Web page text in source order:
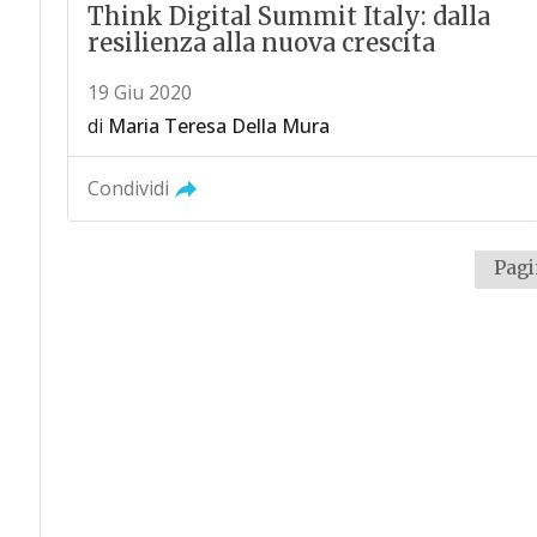
Think Digital Summit Italy: dalla
resilienza alla nuova crescita
19 Giu 2020
di Maria Teresa Della Mura
Condividi